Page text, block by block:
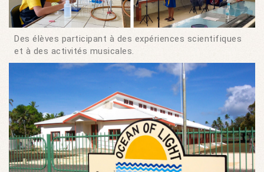
Des élèves participant à des expériences scientifiques
et à des activités musicales.